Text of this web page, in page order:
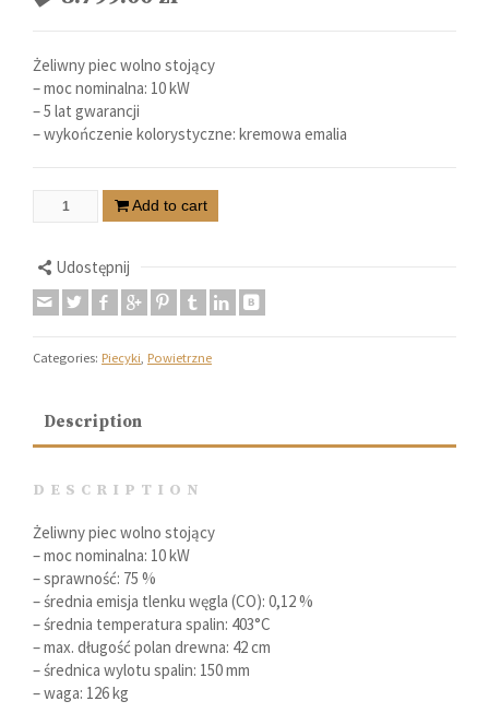
Żeliwny piec wolno stojący
– moc nominalna: 10 kW
– 5 lat gwarancji
– wykończenie kolorystyczne: kremowa emalia
Add to cart
Udostępnij
Categories: Piecyki Powietrzne
Description
DESCRIPTION
Żeliwny piec wolno stojący
– moc nominalna: 10 kW
– sprawność: 75 %
– średnia emisja tlenku węgla (CO): 0,12 %
– średnia temperatura spalin: 403°C
– max. długość polan drewna: 42 cm
– średnica wylotu spalin: 150 mm
– waga: 126 kg